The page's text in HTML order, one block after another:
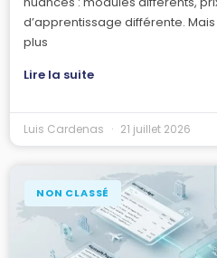
d’apprentissage différente.
plus
Lire la suite
Luis Cardenas 21 juillet 2026
NON CLASSÉ